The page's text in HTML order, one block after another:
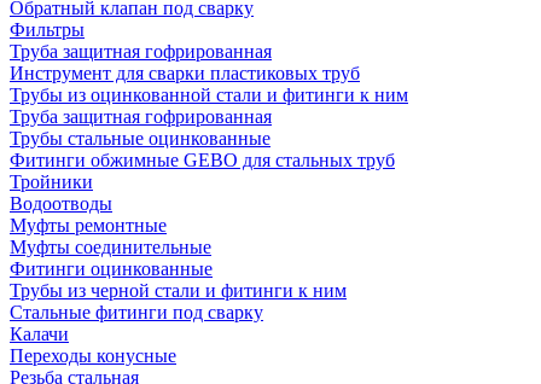
Обратный клапан под сварку
Фильтры
Труба защитная гофрированная
Инструмент для сварки пластиковых труб
Трубы из оцинкованной стали и фитинги к ним
Труба защитная гофрированная
Трубы стальные оцинкованные
Фитинги обжимные GEBO для стальных труб
Тройники
Водоотводы
Муфты ремонтные
Муфты соединительные
Фитинги оцинкованные
Трубы из черной стали и фитинги к ним
Стальные фитинги под сварку
Калачи
Переходы конусные
Резьба стальная